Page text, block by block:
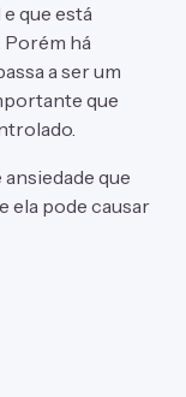
que está
Porém há
a ser um
que
que
ela pode causar